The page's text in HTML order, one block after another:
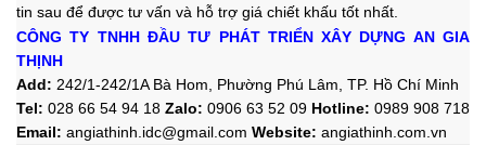
tin sau để được tư vấn và hỗ trợ giá chiết khấu tốt nhất.
CÔNG TY TNHH ĐẦU TƯ PHÁT TRIỂN XÂY DỰNG AN GIA
THỊNH
Add: 242/1-242/1A Bà Hom, Phường Phú Lâm, TP. Hồ Chí Minh
Tel: 028 66 54 94 18 Zalo: 0906 63 52 09 Hotline: 0989 908 718
Email: angiathinh.idc@gmail.com Website: angiathinh.com.vn